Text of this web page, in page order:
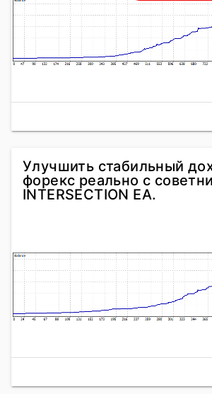
Улучшить стабильный
форекс реально с
INTERSECTION EA.